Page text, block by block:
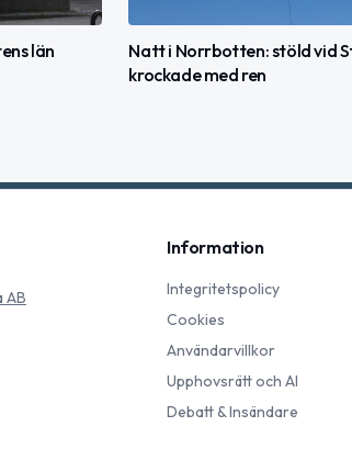
län
Natt i Norrbotten: stöld vid
krockade med ren
AB
Information
Integritetspolicy
Cookies
Användarvillkor
Upphovsrätt och AI
Debatt & Insändare